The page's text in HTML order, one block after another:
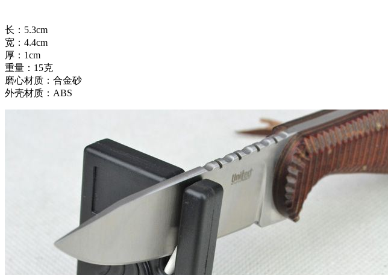
长：5.3cm
宽：4.4cm
厚：1cm
重量：15克
磨心材质：合金砂
外壳材质：ABS